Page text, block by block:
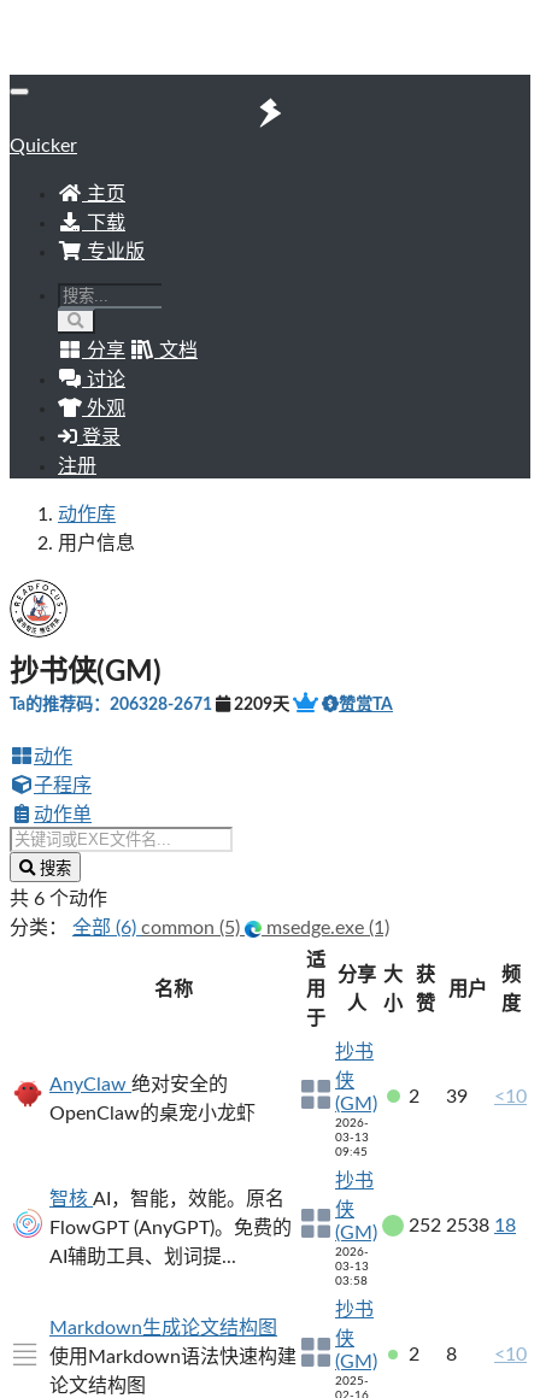
Quicker
主页
下载
专业版
分享
文档
讨论
外观
登录
注册
动作库
用户信息
抄书侠(GM)
Ta的推荐码：206328-2671 2209天 赞赏TA
动作
子程序
动作单
搜索
共 6 个动作
分类：
全部 (6) common (5) msedge.exe (1)
名称
适
用
于
分享
人
大
小
获
赞
用户
频
度
AnyClaw 绝对安全的
OpenClaw的桌宠小龙虾
抄书
侠
(GM)
2026-
03-13
09:45
2 39 <10
智核 AI，智能，效能。原名
FlowGPT (AnyGPT)。免费的
AI辅助工具、划词提...
抄书
侠
(GM)
2026-
03-13
03:58
252 2538 18
Markdown生成论文结构图
使用Markdown语法快速构建
论文结构图
抄书
侠
(GM)
2025-
02-16
2 8 <10